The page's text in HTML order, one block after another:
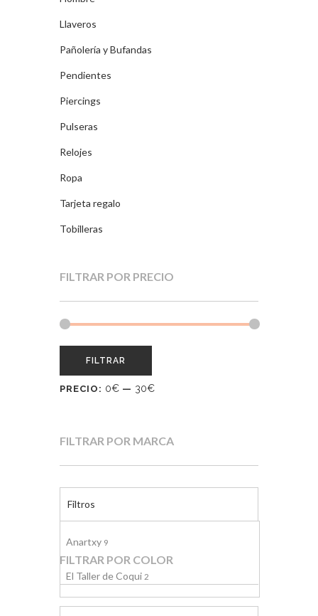
Llaveros
Pañolería y Bufandas
Pendientes
Piercings
Pulseras
Relojes
Ropa
Tarjeta regalo
Tobilleras
FILTRAR POR PRECIO
FILTRAR
PRECIO: 0€ — 30€
FILTRAR POR MARCA
Filtros
Anartxy 9
El Taller de Coqui 2
FILTRAR POR COLOR